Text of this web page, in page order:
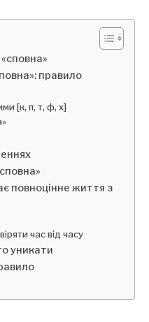
правило
[к, п, т, ф, х]
повноцінне життя з
час від часу
уникати